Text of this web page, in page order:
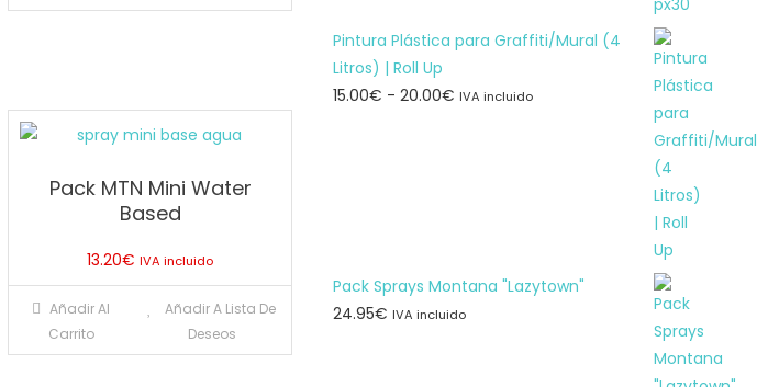
Pack MTN Mini Water
Based
13.20€ IVA incluido
Añadir Al
Carrito
Añadir A Lista De
Deseos
Pintura Plástica para Graffiti/Mural (4
Litros) | Roll Up
15.00€ - 20.00€ Rango
IVA incluido
Pack Sprays Montana "Lazytown"
24.95€ IVA incluido